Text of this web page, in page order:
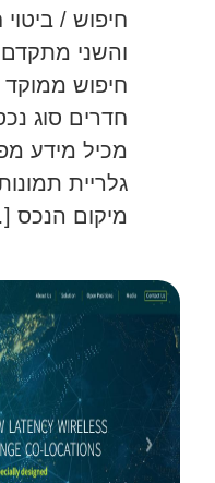
חיפוש /
והשני
חיפוש ממוקד
חדרים סוג
מכיל מידע
גלריית
מיקום הנכס